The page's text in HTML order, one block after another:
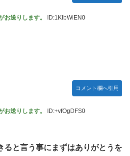
送りします。 ID:1KlbWiEN0
コメント欄へ引用
送りします。 ID:+vfOgDFS0
ると言う事にまずはありがとうを